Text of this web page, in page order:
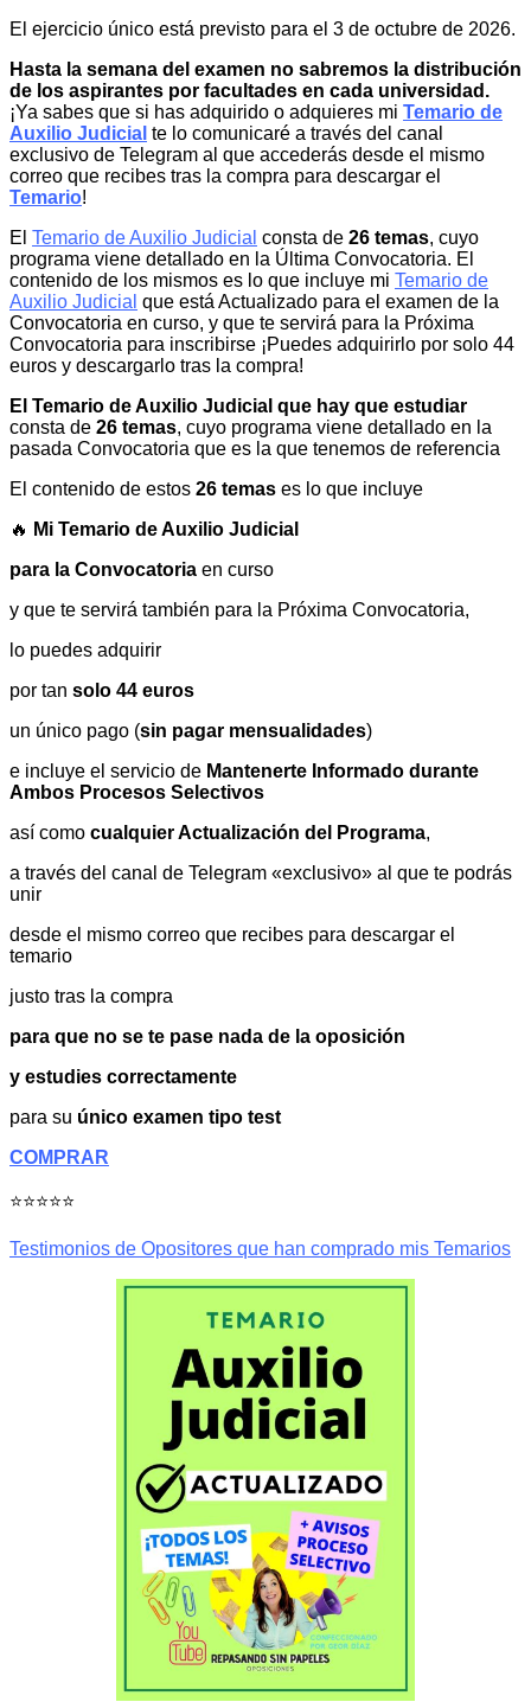
El ejercicio único está previsto para el 3 de octubre de 2026.
Hasta la semana del examen no sabremos la distribución
de los aspirantes por facultades en cada universidad.
¡Ya sabes que si has adquirido o adquieres mi Temario de
Auxilio Judicial te lo comunicaré a través del canal
exclusivo de Telegram al que accederás desde el mismo
correo que recibes tras la compra para descargar el
Temario!
El Temario de Auxilio Judicial consta de 26 temas, cuyo
programa viene detallado en la Última Convocatoria. El
contenido de los mismos es lo que incluye mi Temario de
Auxilio Judicial que está Actualizado para el examen de la
Convocatoria en curso, y que te servirá para la Próxima
Convocatoria para inscribirse ¡Puedes adquirirlo por solo 44
euros y descargarlo tras la compra!
El Temario de Auxilio Judicial que hay que estudiar
consta de 26 temas, cuyo programa viene detallado en la
pasada Convocatoria que es la que tenemos de referencia
El contenido de estos 26 temas es lo que incluye
🔥 Mi Temario de Auxilio Judicial
para la Convocatoria en curso
y que te servirá también para la Próxima Convocatoria,
lo puedes adquirir
por tan solo 44 euros
un único pago (sin pagar mensualidades)
e incluye el servicio de Mantenerte Informado durante
Ambos Procesos Selectivos
así como cualquier Actualización del Programa,
a través del canal de Telegram «exclusivo» al que te podrás
unir
desde el mismo correo que recibes para descargar el
temario
justo tras la compra
para que no se te pase nada de la oposición
y estudies correctamente
para su único examen tipo test
COMPRAR
⭐⭐⭐⭐⭐
Testimonios de Opositores que han comprado mis Temarios